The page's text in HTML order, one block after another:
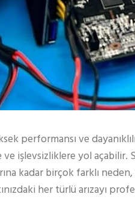
performansı ve
işlevsizliklere yol açabilir.
kadar birçok farklı
her türlü arızayı